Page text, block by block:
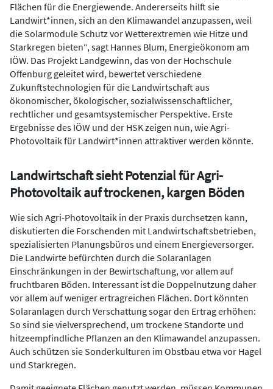
Flächen für die Energiewende. Andererseits hilft sie
Landwirt*innen, sich an den Klimawandel anzupassen, weil
die Solarmodule Schutz vor Wetterextremen wie Hitze und
Starkregen bieten“, sagt Hannes Blum, Energieökonom am
IÖW. Das Projekt Landgewinn, das von der Hochschule
Offenburg geleitet wird, bewertet verschiedene
Zukunftstechnologien für die Landwirtschaft aus
ökonomischer, ökologischer, sozialwissenschaftlicher,
rechtlicher und gesamtsystemischer Perspektive. Erste
Ergebnisse des IÖW und der HSK zeigen nun, wie Agri-
Photovoltaik für Landwirt*innen attraktiver werden könnte.
Landwirtschaft sieht Potenzial für Agri-
Photovoltaik auf trockenen, kargen Böden
Wie sich Agri-Photovoltaik in der Praxis durchsetzen kann,
diskutierten die Forschenden mit Landwirtschaftsbetrieben,
spezialisierten Planungsbüros und einem Energieversorger.
Die Landwirte befürchten durch die Solaranlagen
Einschränkungen in der Bewirtschaftung, vor allem auf
fruchtbaren Böden. Interessant ist die Doppelnutzung daher
vor allem auf weniger ertragreichen Flächen. Dort könnten
Solaranlagen durch Verschattung sogar den Ertrag erhöhen:
So sind sie vielversprechend, um trockene Standorte und
hitzeempfindliche Pflanzen an den Klimawandel anzupassen.
Auch schützen sie Sonderkulturen im Obstbau etwa vor Hagel
und Starkregen.